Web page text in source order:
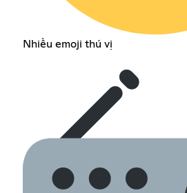
Nhiều emoji thú vị